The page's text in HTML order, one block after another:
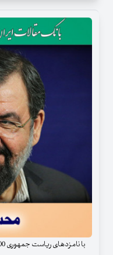
با نامزدهای ریاست جمهوری 1400